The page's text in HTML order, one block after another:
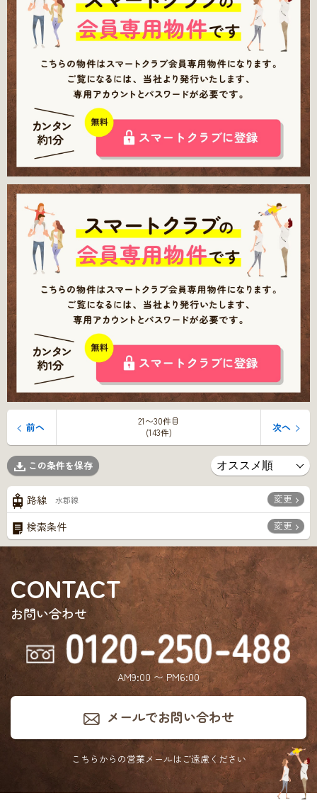
21〜30件目
(143件)
前へ 次へ
この条件を保存
路線 水郡線 変更
検索条件 変更
CONTACT
お問い合わせ
AM9:00 〜 PM6:00
メールでお問い合わせ
こちらからの営業メールはご遠慮ください